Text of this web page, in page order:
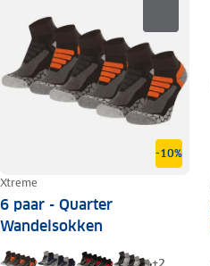
-10%
Xtreme
6 paar - Quarter
Wandelsokken
+2